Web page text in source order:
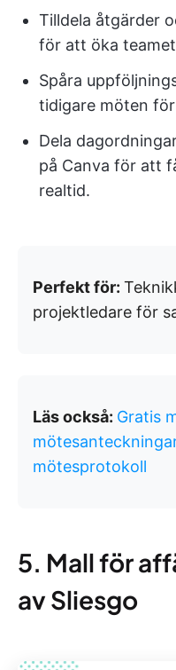
Tilldela åtgärder
för att öka
Spåra
tidigare möten
Dela
på Canva för att
realtid.
Perfekt för:
projektledare för
Läs också: Gratis
mötesprotokoll
5. Mall för
av Sliesgo